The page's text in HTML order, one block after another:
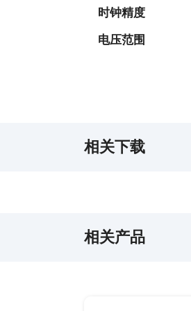
时钟精度
电压范围
相关下载
相关产品